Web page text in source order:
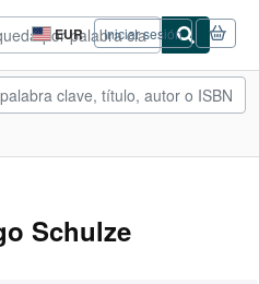
EUR
Preferencias
de
compra
del
Iniciar sesión
Schulze